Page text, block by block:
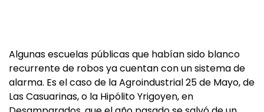
Algunas escuelas públicas que habían sido blanco
recurrente de robos ya cuentan con un sistema de
alarma. Es el caso de la Agroindustrial 25 de Mayo, de
Las Casuarinas, o la Hipólito Yrigoyen, en